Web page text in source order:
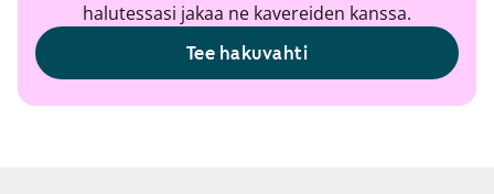
halutessasi jakaa ne kavereiden kanssa.
Tee hakuvahti